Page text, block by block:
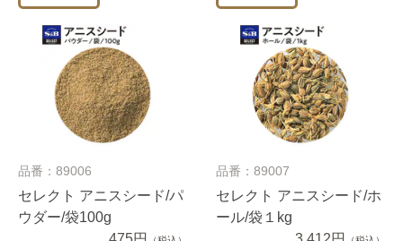
品番：89006
セレクト アニスシード/パ
ウダー/袋100g
品番：89007
セレクト アニスシード/ホ
ール/袋１kg